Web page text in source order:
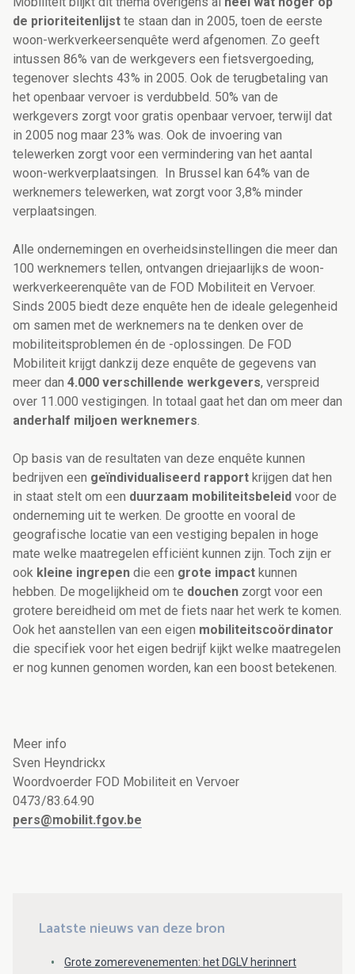
de prioriteitenlijst te staan dan in 2005, toen de eerste
woon-werkverkeersenquête werd afgenomen. Zo geeft
intussen 86% van de werkgevers een fietsvergoeding,
tegenover slechts 43% in 2005. Ook de terugbetaling van
het openbaar vervoer is verdubbeld. 50% van de
werkgevers zorgt voor gratis openbaar vervoer, terwijl dat
in 2005 nog maar 23% was. Ook de invoering van
telewerken zorgt voor een vermindering van het aantal
woon-werkverplaatsingen. In Brussel kan 64% van de
werknemers telewerken, wat zorgt voor 3,8% minder
verplaatsingen.
Alle ondernemingen en overheidsinstellingen die meer dan
100 werknemers tellen, ontvangen driejaarlijks de woon-
werkverkeerenquête van de FOD Mobiliteit en Vervoer.
Sinds 2005 biedt deze enquête hen de ideale gelegenheid
om samen met de werknemers na te denken over de
mobiliteitsproblemen én de -oplossingen. De FOD
Mobiliteit krijgt dankzij deze enquête de gegevens van
meer dan 4.000 verschillende werkgevers, verspreid
over 11.000 vestigingen. In totaal gaat het dan om meer dan
anderhalf miljoen werknemers.
Op basis van de resultaten van deze enquête kunnen
bedrijven een geïndividualiseerd rapport krijgen dat hen
in staat stelt om een duurzaam mobiliteitsbeleid voor de
onderneming uit te werken. De grootte en vooral de
geografische locatie van een vestiging bepalen in hoge
mate welke maatregelen efficiënt kunnen zijn. Toch zijn er
ook kleine ingrepen die een grote impact kunnen
hebben. De mogelijkheid om te douchen zorgt voor een
grotere bereidheid om met de fiets naar het werk te komen.
Ook het aanstellen van een eigen mobiliteitscoördinator
die specifiek voor het eigen bedrijf kijkt welke maatregelen
er nog kunnen genomen worden, kan een boost betekenen.
Meer info
Sven Heyndrickx
Woordvoerder FOD Mobiliteit en Vervoer
0473/83.64.90
pers@mobilit.fgov.be
Laatste nieuws van deze bron
Grote zomerevenementen: het DGLV herinnert